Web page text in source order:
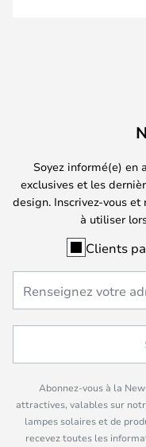
Soyez informé(e) en
exclusives et les
design. Inscrivez-vous et
à utiliser
Clients
Abonnez-vous à la
attractives, valables sur
lampes solaires et de
recevez toutes les